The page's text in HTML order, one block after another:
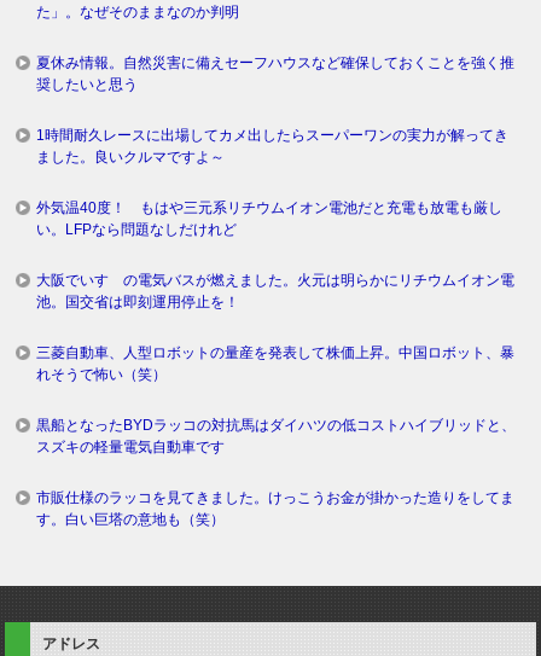
た」。なぜそのままなのか判明
夏休み情報。自然災害に備えセーフハウスなど確保しておくことを強く推
奨したいと思う
1時間耐久レースに出場してカメ出したらスーパーワンの実力が解ってき
ました。良いクルマですよ～
外気温40度！ もはや三元系リチウムイオン電池だと充電も放電も厳し
い。LFPなら問題なしだけれど
大阪でいすゞの電気バスが燃えました。火元は明らかにリチウムイオン電
池。国交省は即刻運用停止を！
三菱自動車、人型ロボットの量産を発表して株価上昇。中国ロボット、暴
れそうで怖い（笑）
黒船となったBYDラッコの対抗馬はダイハツの低コストハイブリッドと、
スズキの軽量電気自動車です
市販仕様のラッコを見てきました。けっこうお金が掛かった造りをしてま
す。白い巨塔の意地も（笑）
アドレス